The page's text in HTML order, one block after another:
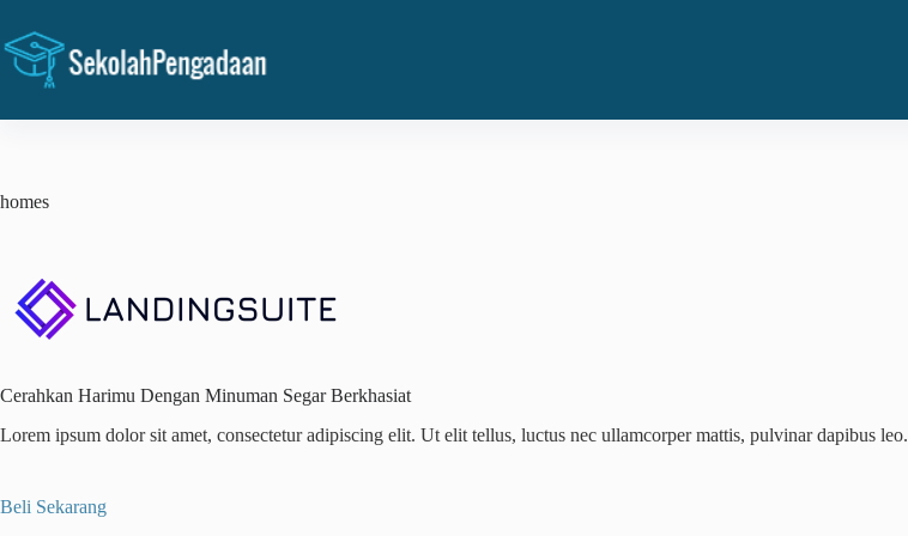
content
homes
Cerahkan Harimu Dengan Minuman Segar Berkhasiat
Lorem ipsum dolor sit amet, consectetur adipiscing elit. Ut elit tellus, luctus nec ullamcorper mattis, pulvinar dapibus leo.
Beli Sekarang